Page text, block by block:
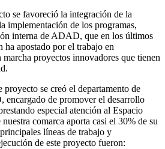
se favoreció la integración de la
implementación de los programas,
interna de ADAD, que en los últimos
ha apostado por el trabajo en
proyectos innovadores que tienen
proyecto se creó el departamento de
de promover el desarrollo
especial atención al Espacio
comarca aporta casi el 30% de su
líneas de trabajo y
de este proyecto fueron: